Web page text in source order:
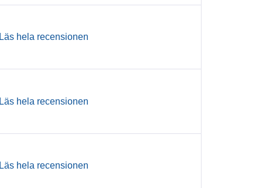
Läs hela recensionen
Läs hela recensionen
Läs hela recensionen